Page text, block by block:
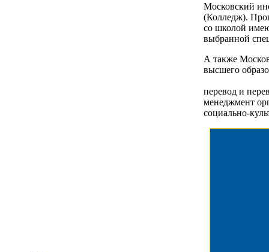
Московский
(Колледж).
со школой
выбранной
А также
высшего
перевод и
менеджмент
социально-